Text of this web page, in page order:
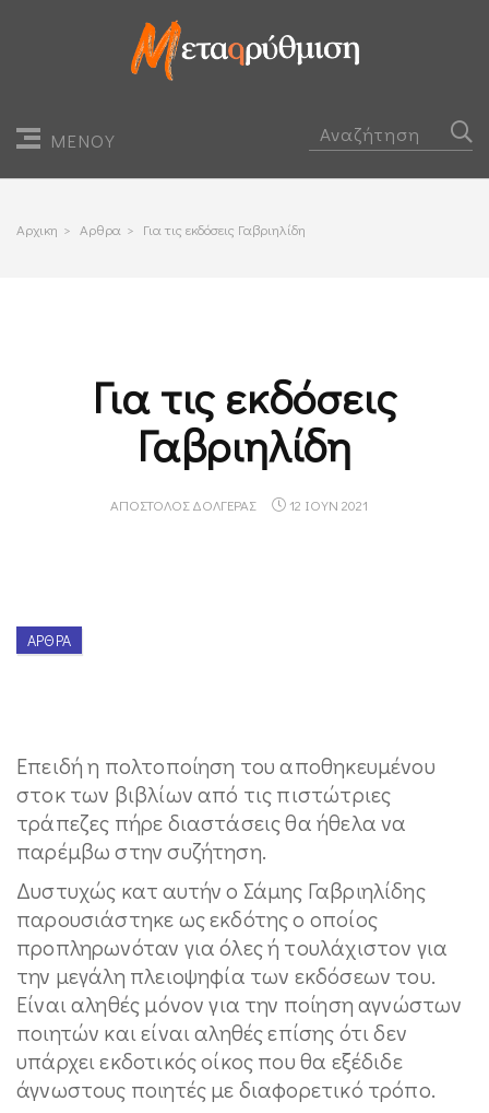
ΜΕΝΟΥ
Αρχικη > Αρθρα > Για τις εκδόσεις Γαβριηλίδη
Για τις εκδόσεις
Γαβριηλίδη
ΑΠΌΣΤΟΛΟΣ ΔΌΛΓΕΡΑΣ 12 ΙΟΥΝ 2021
ΆΡΘΡΑ
Επειδή η πολτοποίηση του αποθηκευμένου
στοκ των βιβλίων από τις πιστώτριες
τράπεζες πήρε διαστάσεις θα ήθελα να
παρέμβω στην συζήτηση.
Δυστυχώς κατ αυτήν ο Σάμης Γαβριηλίδης
παρουσιάστηκε ως εκδότης ο οποίος
προπληρωνόταν για όλες ή τουλάχιστον για
την μεγάλη πλειοψηφία των εκδόσεων του.
Είναι αληθές μόνον για την ποίηση αγνώστων
ποιητών και είναι αληθές επίσης ότι δεν
υπάρχει εκδοτικός οίκος που θα εξέδιδε
άγνωστους ποιητές με διαφορετικό τρόπο.